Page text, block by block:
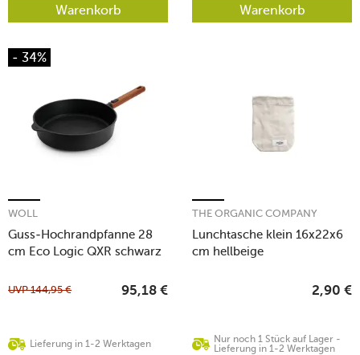
Warenkorb Warenkorb
- 34%
Guss-Hochrandpfanne 28
cm Eco Logic QXR schwarz
WOLL
Lieferung in 1-2 Werktagen
UVP144,95 € 95,18 €
Lunchtasche klein 16x22x6
cm hellbeige
THE ORGANIC COMPANY
Nur noch 1 Stück auf Lager -
Lieferung in 1-2 Werktagen
2,90 €